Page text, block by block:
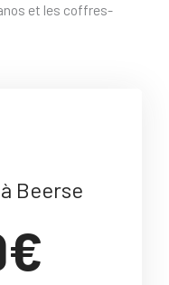
et les coffres-
Beerse